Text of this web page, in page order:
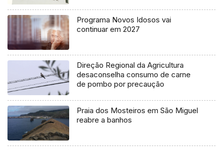
Programa Novos Idosos vai
continuar em 2027
Direção Regional da Agricultura
desaconselha consumo de carne
de pombo por precaução
Praia dos Mosteiros em São Miguel
reabre a banhos